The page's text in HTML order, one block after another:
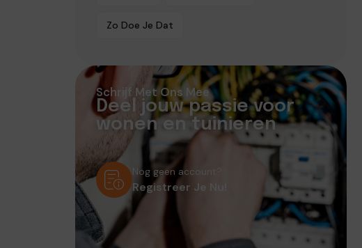
Zo Doe Je Dat
Schrijf Met Ons Mee
Deel jouw passie voor
wonen en tuinieren
Nog geen account?
Registreer Je Nu!